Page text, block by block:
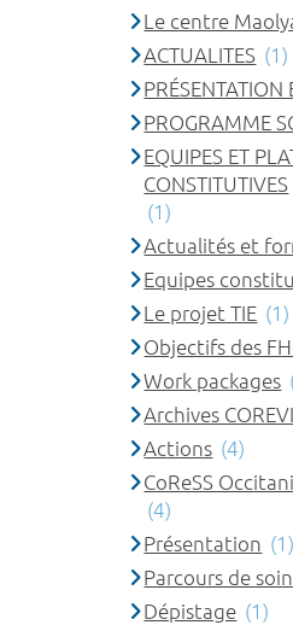
Le centre
ACTUALITES (1)
PRÉSENTATION
PROGRAMME
EQUIPES ET
CONSTITUTIVES
(1)
Actualités et
Equipes
Le projet TIE (1)
Objectifs des
Work packages
Archives
Actions (4)
CoReSS
(4)
Présentation (1)
Parcours de
Dépistage (1)